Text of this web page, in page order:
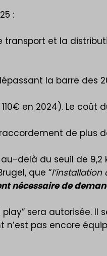
:
transport et la
la barre des
en 2024). Le
de plus
delà du seuil de 9,2
que “
nécessaire de
sera autorisée.
pas encore